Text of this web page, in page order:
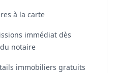
à la carte
immédiat dès
notaire
immobiliers gratuits